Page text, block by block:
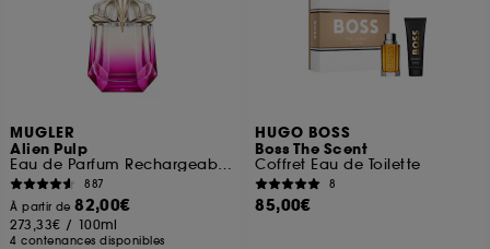
MUGLER
Alien Pulp
Eau de Parfum Rechargeable Pour Femme Florale Fruitée Musquée
887
À partir de82,00€
273,33€ / 100ml
4 contenances disponibles
HUGO BOSS
Boss The Scent
Coffret Eau de Toilette
8
85,00€